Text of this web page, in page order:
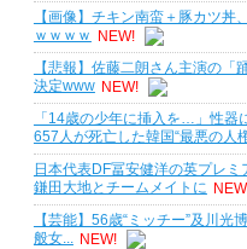
【画像】チキン南蛮＋豚カツ丼
ｗｗｗｗ NEW!
【悲報】佐藤二朗さん主演の
決定www NEW!
「14歳の少年に挿入を…」性
657人が死亡した韓国“最悪の人
日本代表DF冨安健洋の英プレ
鎌田大地とチームメイトに
【芸能】56歳“ミッチー”及川
般女... NEW!